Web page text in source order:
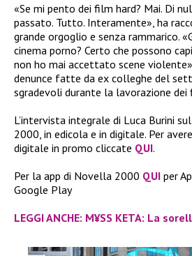
«Se mi pento dei film hard? Mai. Di
passato. Tutto. Interamente», ha
grande orgoglio e senza rammarico.
cinema porno? Certo che possono
non ho mai accettato scene
denunce fatte da ex colleghe del
sgradevoli durante la lavorazione dei
L’intervista integrale di Luca Burini
2000, in edicola e in digitale. Per
digitale in promo cliccate QUI.
Per la app di Novella 2000 QUI per
Google Play
LEGGI ANCHE: M¥SS KETA: La